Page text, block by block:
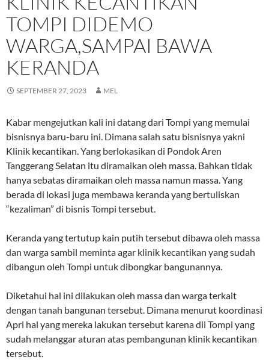
TOMPI DIDEMO
WARGA,SAMPAI BAWA
KERANDA
SEPTEMBER 27, 2023 MEL
Kabar mengejutkan kali ini datang dari Tompi yang memulai
bisnisnya baru-baru ini. Dimana salah satu bisnisnya yakni
Klinik kecantikan. Yang berlokasikan di Pondok Aren
Tanggerang Selatan itu diramaikan oleh massa. Bahkan tidak
hanya sebatas diramaikan oleh massa namun massa. Yang
berada di lokasi juga membawa keranda yang bertuliskan
“kezaliman” di bisnis Tompi tersebut.
Keranda yang tertutup kain putih tersebut dibawa oleh massa
dan warga sambil meminta agar klinik kecantikan yang sudah
dibangun oleh Tompi untuk dibongkar bangunannya.
Diketahui hal ini dilakukan oleh massa dan warga terkait
dengan tanah bangunan tersebut. Dimana menurut koordinasi
Apri hal yang mereka lakukan tersebut karena dii Tompi yang
sudah melanggar aturan atas pembangunan klinik kecantikan
tersebut.